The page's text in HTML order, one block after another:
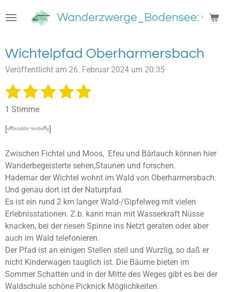
Hauptinhalt
Wanderzwerge_Bodensee:
Wichtelpfad Oberharmersbach
Veröffentlicht am 26. Februar 2024 um 20:35
B
e
w
e
t
u
n
g
:
5
S
t
e
r
n
e
1
S
t
e
r
n
2
S
t
r
n
e
3
t
r
n
e
4
r
n
e
5
r
n
e
B
n
g
a
b
s
e
n
d
e
n
1 Stimme
[ᵘⁿᵇᵉᶻᵃʰˡᵗᵉ ʷᵉʳᵇᵘⁿᵍ]
Zwischen Fichtel und Moos, Efeu und Bärlauch können hier
Wanderbegeisterte sehen,Staunen und forschen.
Hademar der Wichtel wohnt im Wald von Oberharmersbach.
Und genau dort ist der Naturpfad.
Es ist ein rund 2 km langer Wald-/Gipfelweg mit vielen
Erlebnisstationen. Z.b. kann man mit Wasserkraft Nüsse
knacken, bei der riesen Spinne ins Netzt geraten oder aber
auch im Wald telefonieren.
Der Pfad ist an einigen Stellen steil und Wurzlig, so daß er
nicht Kinderwagen tauglich ist. Die Bäume bieten im
Sommer Schatten und in der Mitte des Weges gibt es bei der
Waldschule schöne Picknick Möglichkeiten.